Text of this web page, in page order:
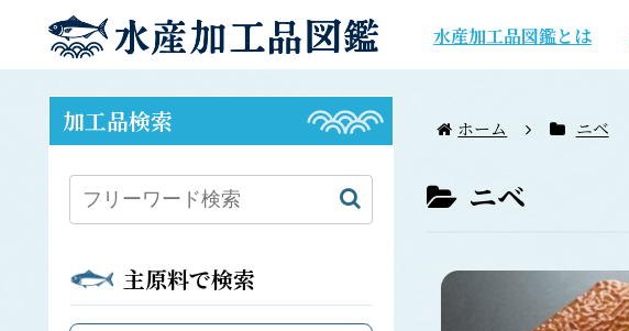
水産加工品図鑑とは
ホーム ニベ
ニベ
加工品検索
主原料で検索